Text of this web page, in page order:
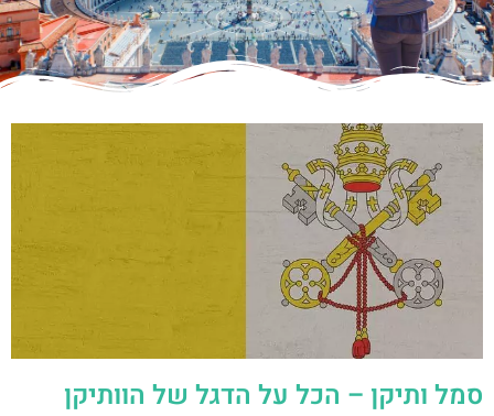
סמל ותיקן – הכל על הדגל של הוותיקן